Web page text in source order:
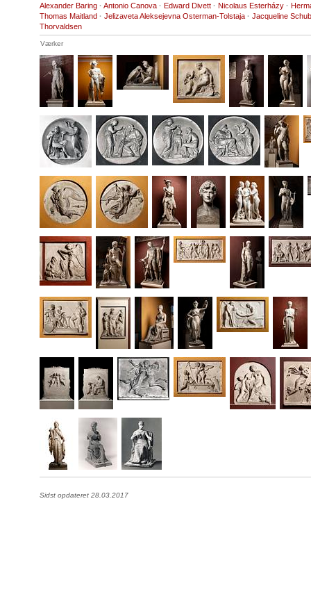
Alexander Baring · Antonio Canova · Edward Divett · Nicolaus Esterházy ·
Thomas Maitland · Jelizaveta Aleksejevna Osterman-Tolstaja · Jacqueline
Thorvaldsen
Værker
Sidst opdateret 28.03.2017